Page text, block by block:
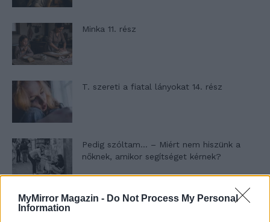
MyMirror Magazin - Do Not Process My Personal
Information
Minka 11. rész
T. szereti a fiatal lányokat 14. rész
Pedig szóltam… – Miért nem hiszünk a
nőknek, amikor segítséget kérnek?
A legidegesítőbb kifejezések laza